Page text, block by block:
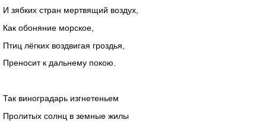
И зябких стран мертвящий воздух,
Как обоняние морское,
Птиц лёгких воздвигая гроздья,
Преносит к дальнему покою.
Так виноградарь изгнетеньем
Пролитых солнц в земные жилы